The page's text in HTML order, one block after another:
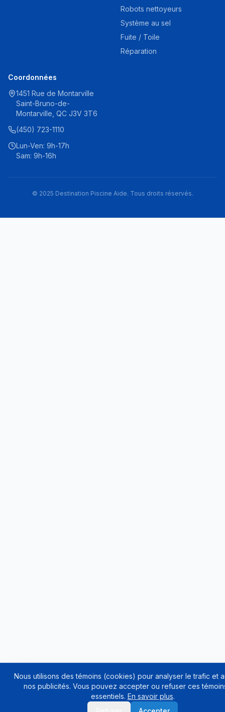
Hayward Filtre Pro-Série 21 po avec boyau 225 lb valve 1,5 po HAY-05-
Robots nettoyeurs
Système au sel
Fuite / Toile
Réparation
Coordonnées
1451 Rue de Montarville
Saint-Bruno-de-
Montarville, QC J3V 3T6
(450) 723-1110
Lun-Ven: 9h-17h
Sam: 9h-16h
© 2025 Destination Piscine Aide. Tous droits réservés.
Nous utilisons des témoins (cookies) pour analyser le trafic et
nos publicités. Vous pouvez accepter ou refuser ces
essentiels. En savoir plus.